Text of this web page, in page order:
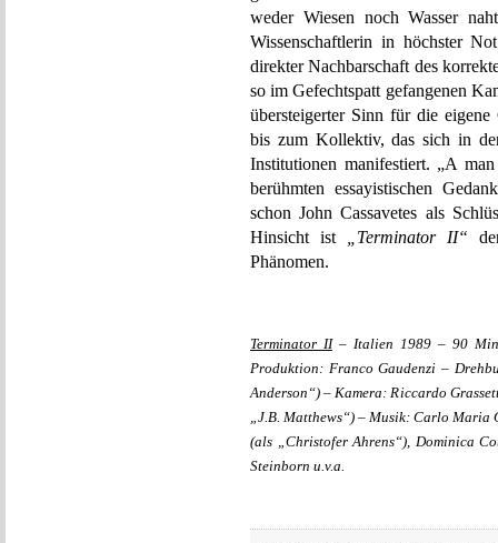
weder Wiesen noch Wasser
Wissenschaftlerin in höchster
direkter Nachbarschaft des
so im Gefechtspatt gefangenen
übersteigerter Sinn für die
bis zum Kollektiv, das sich in
Institutionen manifestiert. „A
berühmten essayistischen
schon John Cassavetes als
Hinsicht ist
„Terminator II“
Phänomen.
Terminator II– Italien 1989 – 90
Produktion: Franco Gaudenzi –
Anderson“) – Kamera: Riccardo
„J.B. Matthews“) – Musik: Carlo Maria
(als „Christofer Ahrens“), Dominica
Steinborn u.v.a.